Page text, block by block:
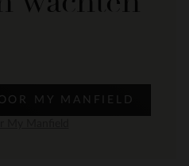
MY MANFIELD